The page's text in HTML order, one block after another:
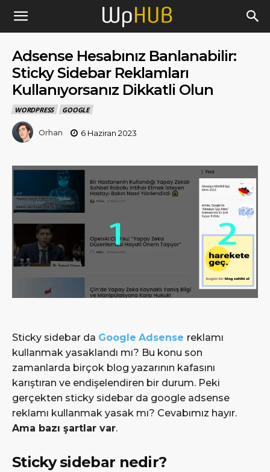
Adsense Hesabınız Banlanabilir:
Sticky Sidebar Reklamları
Kullanıyorsanız Dikkatli Olun
WORDPRESS GOOGLE
Orhan 6 Haziran 2023
Sticky sidebar da Google Adsense reklamı
kullanmak yasaklandı mı? Bu konu son
zamanlarda birçok blog yazarının kafasını
karıştıran ve endişelendiren bir durum. Peki
gerçekten sticky sidebar da google adsense
reklamı kullanmak yasak mı? Cevabımız hayır.
Ama bazı şartlar var.
Sticky sidebar nedir?